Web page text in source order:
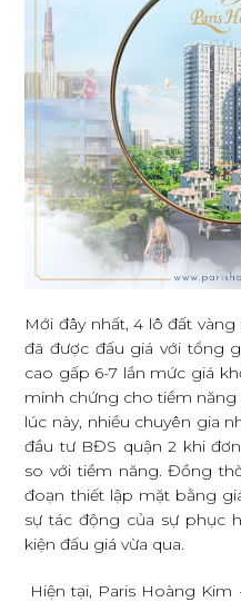
Mới đây nhất, 4 lô đất
đã được đấu giá với tổng
cao gấp 6-7 lần mức giá
minh chứng cho tiềm năng
lúc này, nhiều chuyên gia
đầu tư BĐS quận 2 khi
so với tiềm năng. Đồng
đoạn thiết lập mặt bằng
sự tác động của sự phục
kiện đấu giá vừa qua.
Hiện tại, Paris Hoàng